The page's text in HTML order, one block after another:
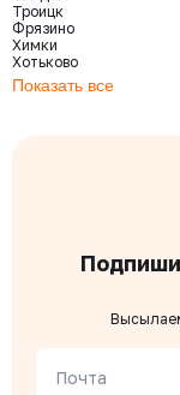
Троицк
Фрязино
Химки
Хотьково
Показать все
Почта